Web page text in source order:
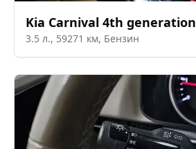
Kia Carnival 4th generation
3.5 л., 59271 км, Бензин